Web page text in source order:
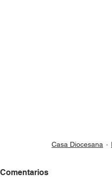
Casa Diocesana
Comentarios